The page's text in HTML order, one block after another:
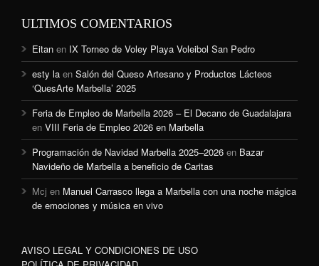
ULTIMOS COMENTARIOS
Eitan en IX Torneo de Voley Playa Voleibol San Pedro
esty la en Salón del Queso Artesano y Productos Lácteos
‘QuesArte Marbella’ 2025
Feria de Empleo de Marbella 2026 – El Decano de Guadalajara
en VIII Feria de Empleo 2026 en Marbella
Programación de Navidad Marbella 2025–2026 en Bazar
Navideño de Marbella a beneficio de Caritas
Mcj en Manuel Carrasco llega a Marbella con una noche mágica
de emociones y música en vivo
AVISO LEGAL Y CONDICIONES DE USO